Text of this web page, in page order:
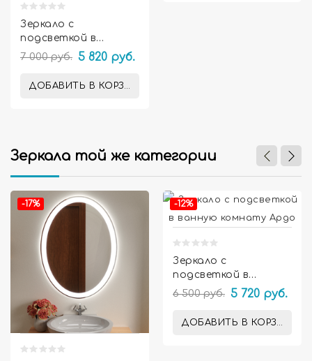
Зеркало с
подсветкой в
ванную комнату
7 000 руб. 5 820 руб.
ДОБАВИТЬ В КОРЗИНУ
Зеркала той же категории

-17% -12%
Зеркало с
подсветкой в
ванную комнату
6 500 руб. 5 720 руб.
ДОБАВИТЬ В КОРЗИНУ